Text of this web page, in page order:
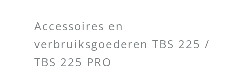
Accessoires en
verbruiksgoederen TBS 225 /
TBS 225 PRO